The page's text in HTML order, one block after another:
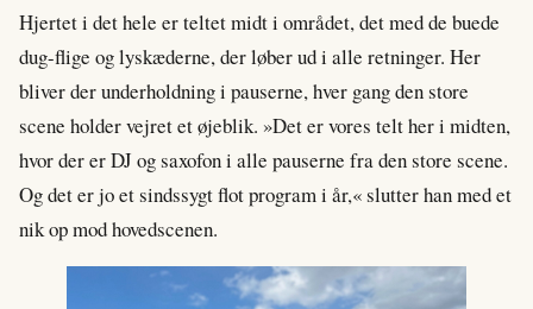
Hjertet i det hele er teltet midt i området, det med de buede
dug-flige og lyskæderne, der løber ud i alle retninger. Her
bliver der underholdning i pauserne, hver gang den store
scene holder vejret et øjeblik. »Det er vores telt her i midten,
hvor der er DJ og saxofon i alle pauserne fra den store scene.
Og det er jo et sindssygt flot program i år,« slutter han med et
nik op mod hovedscenen.